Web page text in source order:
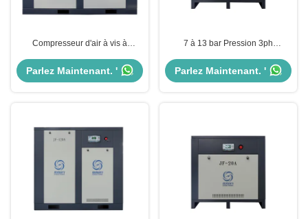
Compresseur d'air à vis à
à étage unique 132kw 175HP
Parlez Maintenant. '
7 à 13 bar Pression 3ph
7,5 à 400 kW Pour outils
Parlez Maintenant. '